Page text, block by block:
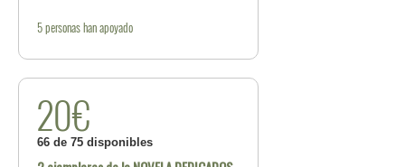
5personashan apoyado
20€
66 de 75 disponibles